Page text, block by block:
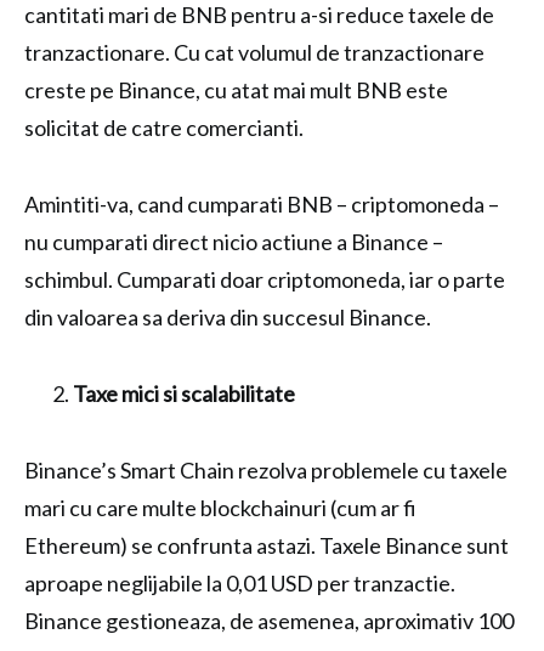
cantitati mari de BNB pentru a-si reduce taxele de
tranzactionare. Cu cat volumul de tranzactionare
creste pe Binance, cu atat mai mult BNB este
solicitat de catre comercianti.
Amintiti-va, cand cumparati BNB – criptomoneda –
nu cumparati direct nicio actiune a Binance –
schimbul. Cumparati doar criptomoneda, iar o parte
din valoarea sa deriva din succesul Binance.
Taxe mici si scalabilitate
Binance’s Smart Chain rezolva problemele cu taxele
mari cu care multe blockchainuri (cum ar fi
Ethereum) se confrunta astazi. Taxele Binance sunt
aproape neglijabile la 0,01 USD per tranzactie.
Binance gestioneaza, de asemenea, aproximativ 100